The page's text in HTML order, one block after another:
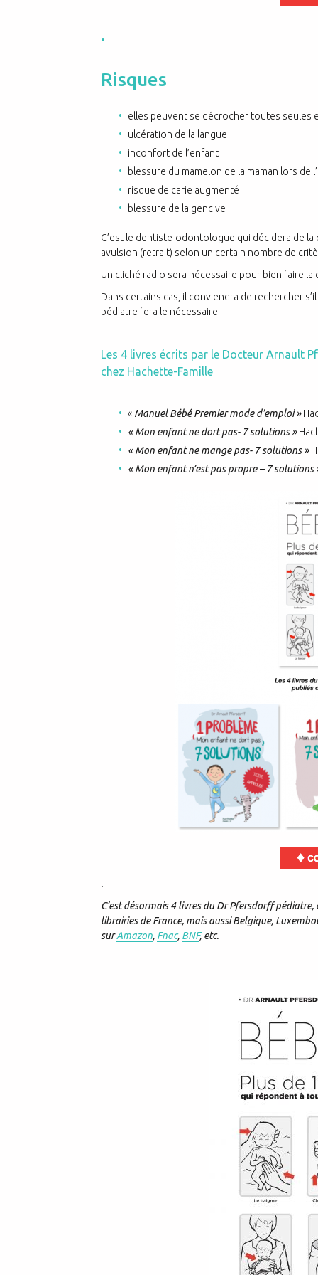
.
Risques
elles peuvent se décrocher toutes seules
ulcération de la langue
inconfort de l’enfant
blessure du mamelon de la maman lors de
risque de carie augmenté
blessure de la gencive
C’est le dentiste-odontologue qui décidera de
avulsion (retrait) selon un certain nombre de
Un cliché radio sera nécessaire pour bien faire
Dans certains cas, il conviendra de rechercher
pédiatre fera le nécessaire.
Les 4 livres écrits par le Docteur Arnault
chez Hachette-Famille
« Manuel Bébé Premier mode d’emploi »
« Mon enfant ne dort pas- 7 solutions »
« Mon enfant ne mange pas- 7 solutions »
« Mon enfant n’est pas propre – 7 solutions
.
C’est désormais 4 livres du Dr Pfersdorff
librairies de France, mais aussi Belgique,
surAmazon, Fnac, BNF, etc.